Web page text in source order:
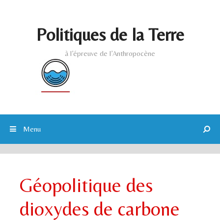
Politiques de la Terre
à l’épreuve de l’Anthropocène
Menu
Géopolitique des
dioxydes de carbone